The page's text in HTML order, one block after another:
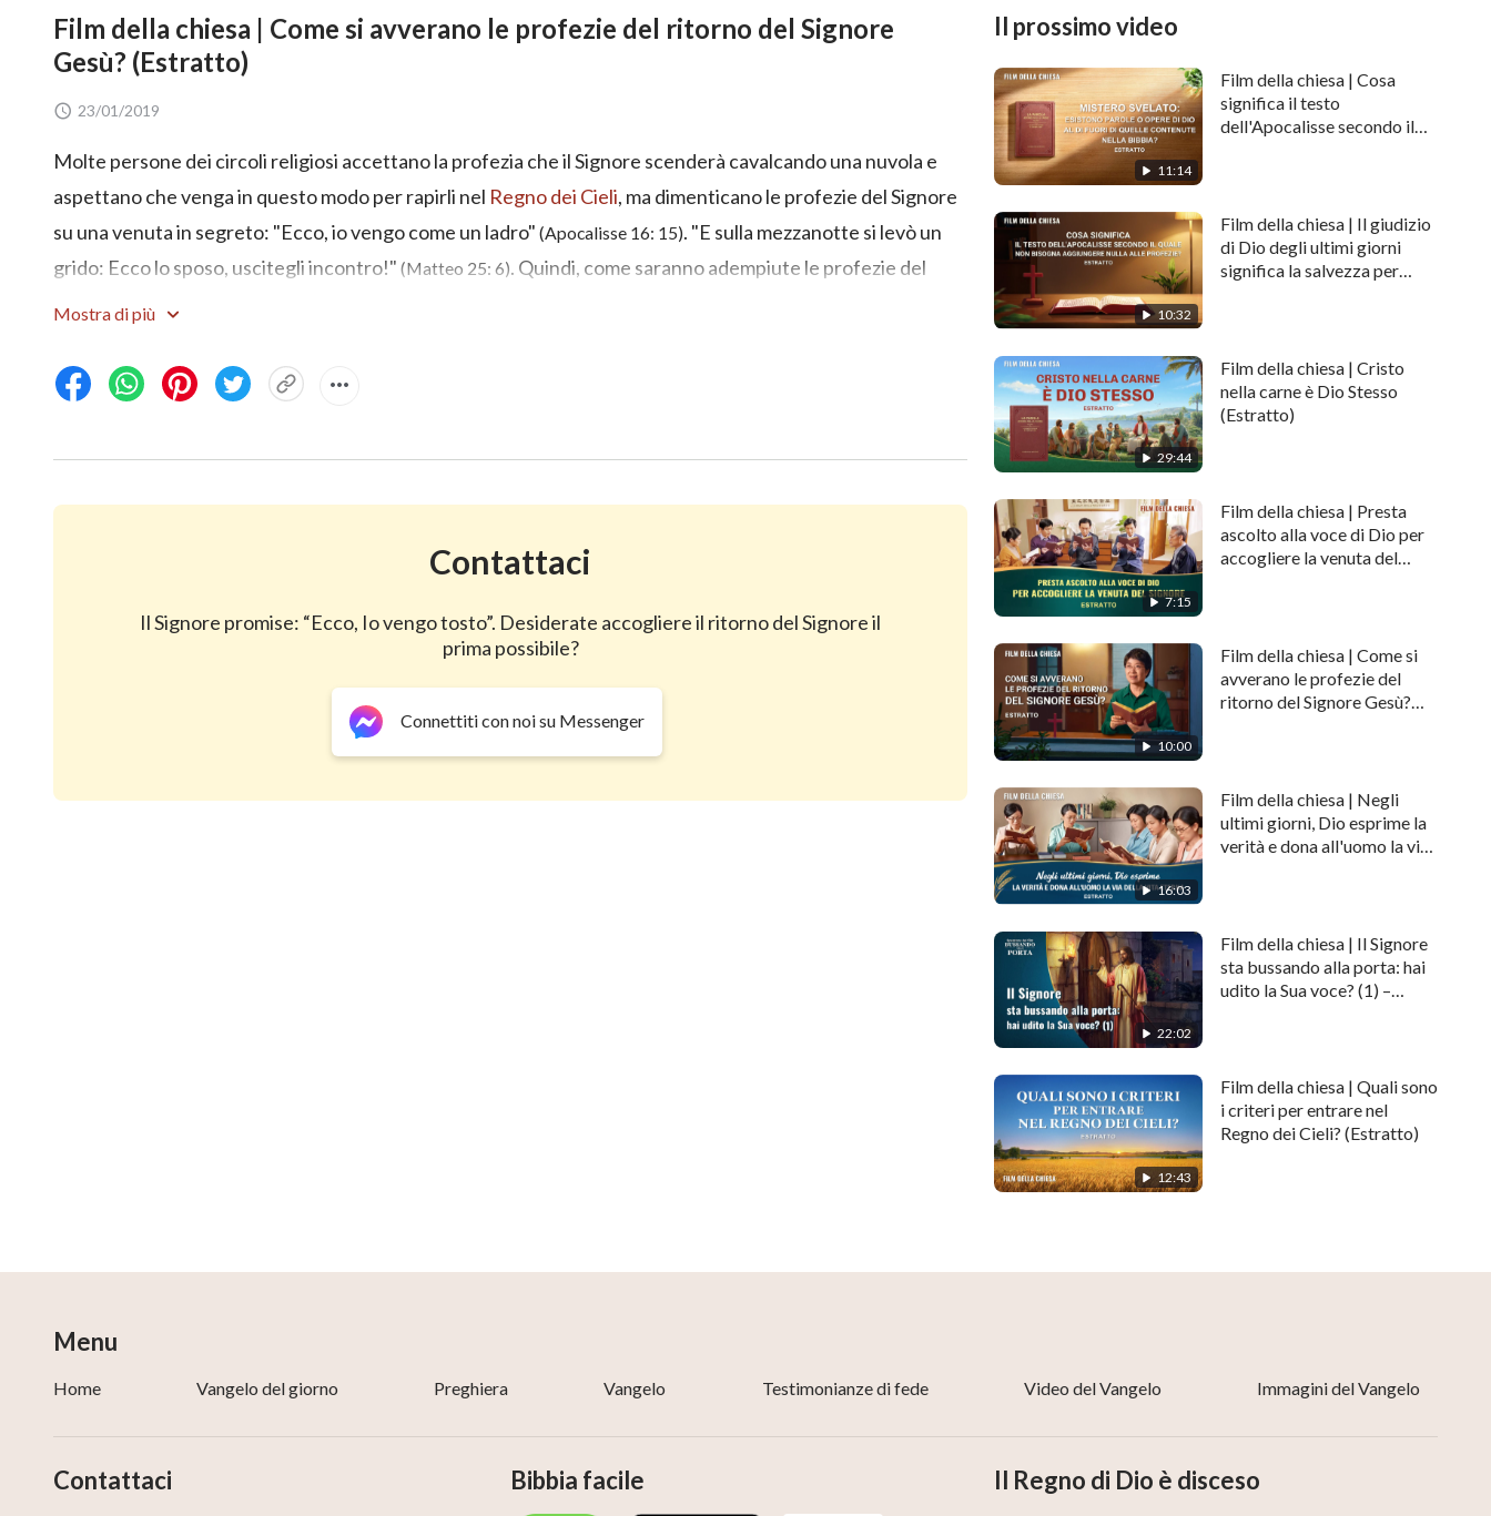
Film della chiesa | Come si avverano le profezie del ritorno del Signore
Gesù? (Estratto)
23/01/2019
Molte persone dei circoli religiosi accettano la profezia che il Signore scenderà cavalcando una nuvola e
aspettano che venga in questo modo per rapirli nel Regno dei Cieli, ma dimenticano le profezie del Signore
su una venuta in segreto: "Ecco, io vengo come un ladro" (Apocalisse 16: 15). "E sulla mezzanotte si levò un
grido: Ecco lo sposo, uscitegli incontro!" (Matteo 25: 6). Quindi, come saranno adempiute le profezie del
ritorno del Signore? E come dovremmo essere le vergini sagge che accolgono il ritorno del Signore?
Mostra di più
Contattaci
Il Signore promise: “Ecco, Io vengo tosto”. Desiderate accogliere il ritorno del Signore il
prima possibile?
Connettiti con noi su Messenger
Il prossimo video
11:14
Film della chiesa | Cosa
significa il testo
dell'Apocalisse secondo il
10:32
Film della chiesa | Il giudizio
di Dio degli ultimi giorni
significa la salvezza per
29:44
Film della chiesa | Cristo
nella carne è Dio Stesso
(Estratto)
7:15
Film della chiesa | Presta
ascolto alla voce di Dio per
accogliere la venuta del
10:00
Film della chiesa | Come si
avverano le profezie del
ritorno del Signore Gesù?
16:03
Film della chiesa | Negli
ultimi giorni, Dio esprime la
verità e dona all'uomo la via
22:02
Film della chiesa | Il Signore
sta bussando alla porta: hai
udito la Sua voce? (1) –
12:43
Film della chiesa | Quali sono
i criteri per entrare nel
Regno dei Cieli? (Estratto)
Menu
Home Vangelo del giorno Preghiera Vangelo Testimonianze di fede Video del Vangelo Immagini del Vangelo
Contattaci Bibbia facile Il Regno di Dio è disceso
Non piangere, Dio vede ogni nostra
pulsante WhatsApp per imparare la
parola di Dio e accettare la Sua salvezza.